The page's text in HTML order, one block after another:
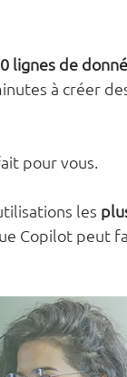
lignes de
à créer
pour vous.
les
Copilot peut